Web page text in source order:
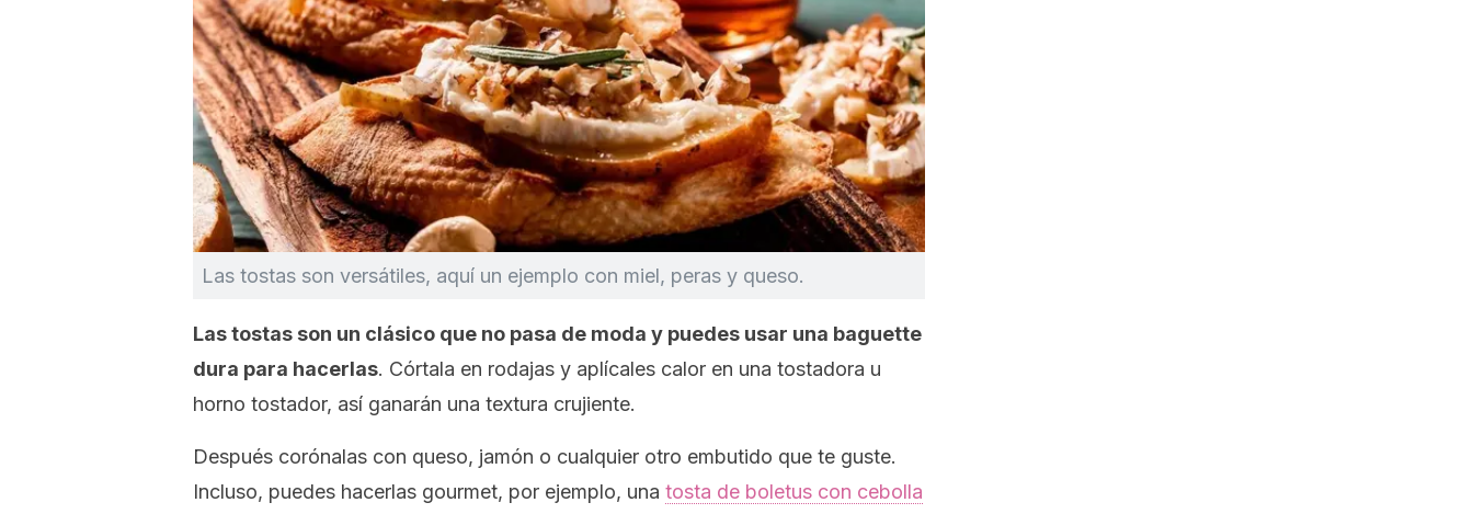
Las tostas son versátiles, aquí un ejemplo con miel, peras y queso.
Las tostas son un clásico que no pasa de moda y puedes usar una baguette
dura para hacerlas. Córtala en rodajas y aplícales calor en una tostadora u
horno tostador, así ganarán una textura crujiente.
Después corónalas con queso, jamón o cualquier otro embutido que te guste.
Incluso, puedes hacerlas gourmet, por ejemplo, una tosta de boletus con cebolla